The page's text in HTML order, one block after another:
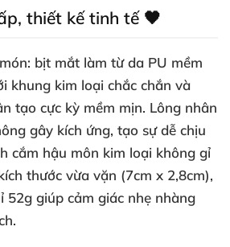
thiết kế tinh tế 🖤
bịt mắt làm từ da PU mềm
khung kim loại chắc chắn và
tạo cực kỳ mềm mịn. Lông nhân
gây kích ứng, tạo sự dễ chịu
cắm hậu môn kim loại không gỉ
thước vừa vặn (7cm x 2,8cm),
52g giúp cảm giác nhẹ nhàng